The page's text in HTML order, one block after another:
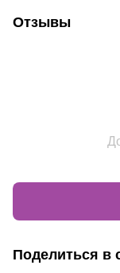
Отзывы
Поделиться в